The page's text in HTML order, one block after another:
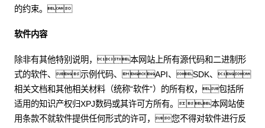
的约束。
软件内容
除非有其他特别说明，本网站上所有源代码和二进制形
式的软件、示例代码、API、SDK、
相关文档和其他相关材料（统称“软件”）的所有权，包括所
适用的知识产权归XPJ数码或其许可方所有。本网站使
用条款不就软件提供任何形式的许可，您不得对软件进行反